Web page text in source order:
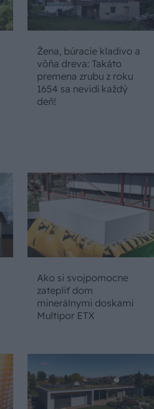
Žena, búracie kladivo a
vôňa dreva: Takáto
premena zrubu z roku
1654 sa nevidí každý
deň!
Ako si svojpomocne
zatepliť dom
minerálnymi doskami
Multipor ETX